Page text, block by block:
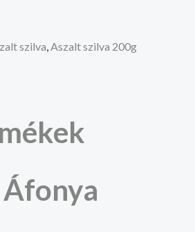
szilva,Aszalt szilva 200g